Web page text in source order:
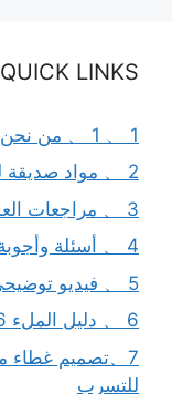
QUICK LINKS
1 、 1 、 من نحن
2 、 مواد صديقة للبيئة
3 、 مراجعات العملاء
4 、 أسئلة وأجوبة
5 、 فيديو توضيحي
6 、 دليل الملء 6 、 دليل الملء
للتسرب